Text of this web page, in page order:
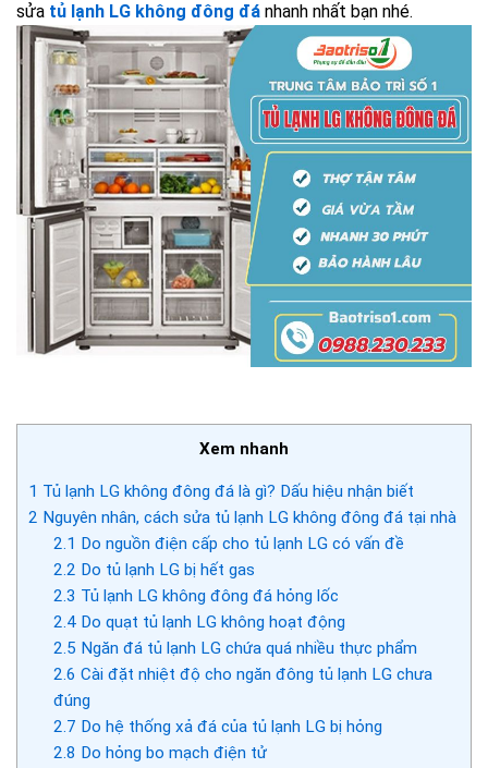
sửa tủ lạnh LG không đông đá nhanh nhất bạn nhé.
Xem nhanh
1 Tủ lạnh LG không đông đá là gì? Dấu hiệu nhận biết
2 Nguyên nhân, cách sửa tủ lạnh LG không đông đá tại nhà
2.1 Do nguồn điện cấp cho tủ lạnh LG có vấn đề
2.2 Do tủ lạnh LG bị hết gas
2.3 Tủ lạnh LG không đông đá hỏng lốc
2.4Do quạt tủ lạnh LG không hoạt động
2.5 Ngăn đá tủ lạnh LG chứa quá nhiều thực phẩm
2.6 Cài đặt nhiệt độ cho ngăn đông tủ lạnh LG chưa
đúng
2.7 Do hệ thống xả đá của tủ lạnh LG bị hỏng
2.8 Do hỏng bo mạch điện tử